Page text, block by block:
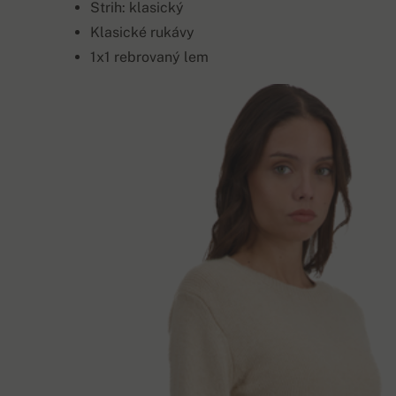
Strih: klasický
Klasické rukávy
1x1 rebrovaný lem